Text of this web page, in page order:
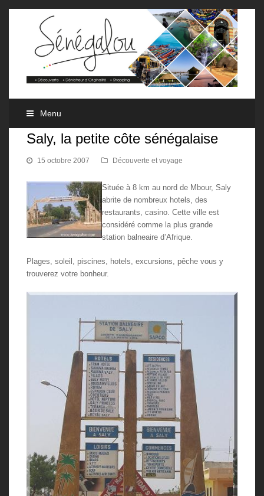
Menu
Saly, la petite côte sénégalaise
15 octobre 2007 Découverte et voyage
Située à 8 km au nord de Mbour, Saly
abrite de nombreux hotels, des
restaurants, casino. Cette ville est
considéré comme la plus grande
station balneaire d’Afrique.
Plages, soleil, piscines, hotels, excursions, pêche vous y
trouverez votre bonheur.